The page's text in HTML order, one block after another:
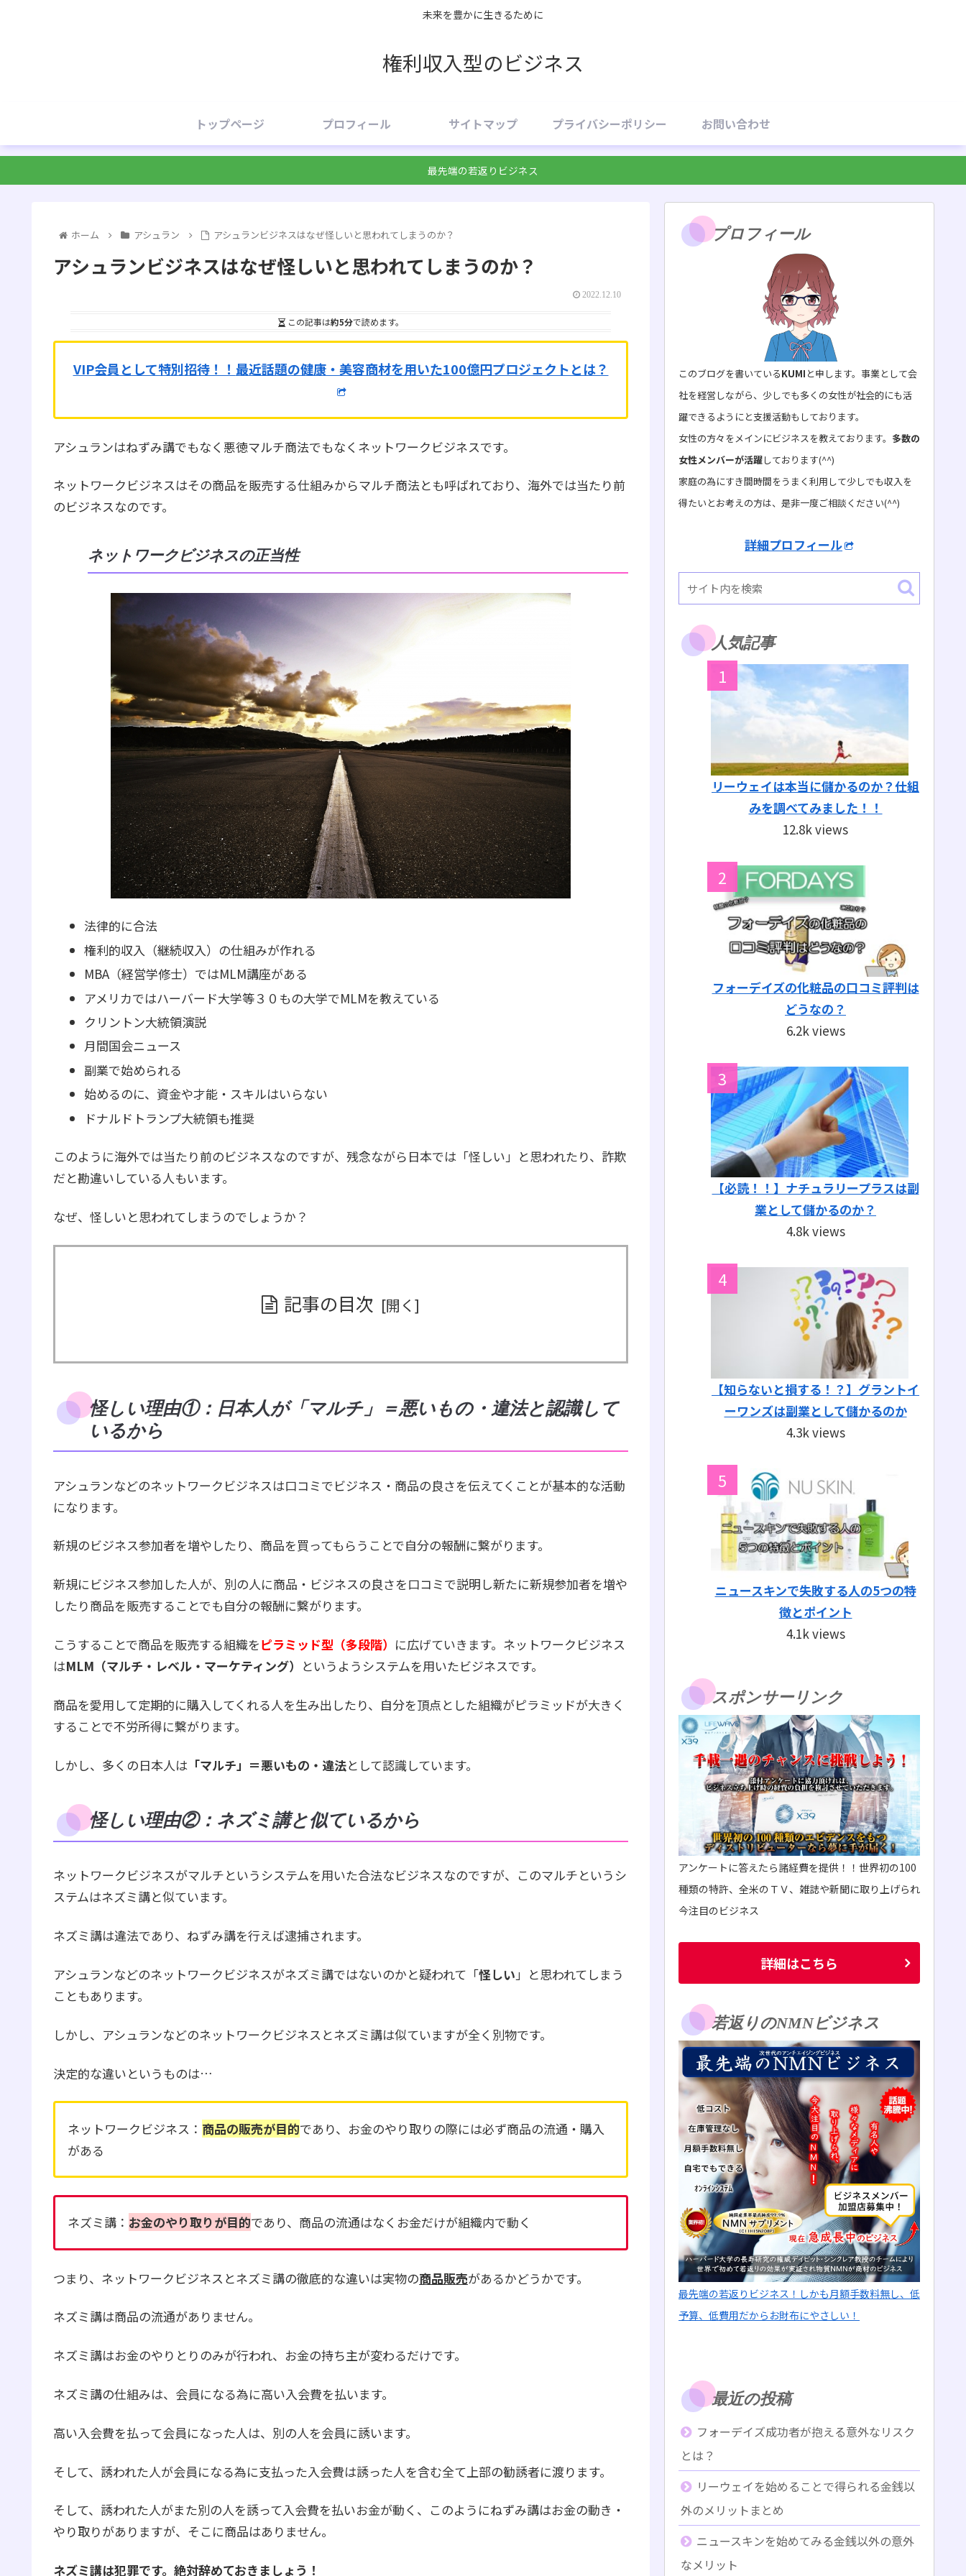
未来を豊かに生きるために
権利収入型のビジネス
トップページ プロフィール サイトマップ プライバシーポリシー お問い合わせ
最先端の若返りビジネス
ホーム アシュラン アシュランビジネスはなぜ怪しいと思われてしまうのか？
アシュランビジネスはなぜ怪しいと思われてしまうのか？
2022.12.10
この記事は約5分で読めます。
VIP会員として特別招待！！ 最近話題の健康・美容商材を用いた100億円プロジェクトとは？
アシュランはねずみ講でもなく悪徳マルチ商法でもなくネットワークビジネスです。
ネットワークビジネスはその商品を販売する仕組みからマルチ商法とも呼ばれており、海外では当たり前
のビジネスなのです。
ネットワークビジネスの正当性
法律的に合法
権利的収入（継続収入）の仕組みが作れる
MBA（経営学修士）ではMLM講座がある
アメリカではハーバード大学等３０もの大学でMLMを教えている
クリントン大統領演説
月間国会ニュース
副業で始められる
始めるのに、資金や才能・スキルはいらない
ドナルドトランプ大統領も推奨
このように海外では当たり前のビジネスなのですが、残念ながら日本では「怪しい」と思われたり、詐欺
だと勘違いしている人もいます。
なぜ、怪しいと思われてしまうのでしょうか？
記事の目次
怪しい理由①：日本人が「マルチ」＝悪いもの・違法と認識して
いるから
アシュランなどのネットワークビジネスは口コミでビジネス・商品の良さを伝えてくことが基本的な活動
になります。
新規のビジネス参加者を増やしたり、商品を買ってもらうことで自分の報酬に繋がります。
新規にビジネス参加した人が、別の人に商品・ビジネスの良さを口コミで説明し新たに新規参加者を増や
したり商品を販売することでも自分の報酬に繋がります。
こうすることで商品を販売する組織をピラミッド型（多段階） に広げていきます。ネットワークビジネス
はMLM（マルチ・レベル・マーケティング） というようシステムを用いたビジネスです。
商品を愛用して定期的に購入してくれる人を生み出したり、自分を頂点とした組織がピラミッドが大きく
することで不労所得に繋がります。
しかし、多くの日本人は 「マルチ」＝悪いもの・違法として認識しています。
怪しい理由②：ネズミ講と似ているから
ネットワークビジネスがマルチというシステムを用いた合法なビジネスなのですが、このマルチというシ
ステムはネズミ講と似ています。
ネズミ講は違法であり、ねずみ講を行えば逮捕されます。
アシュランなどのネットワークビジネスがネズミ講ではないのかと疑われて「怪しい 」と思われてしまう
こともあります。
しかし、アシュランなどのネットワークビジネスとネズミ講は似ていますが全く別物です。
決定的な違いというものは…
ネットワークビジネス： 商品の販売が目的であり、お金のやり取りの際には必ず商品の流通・購入
がある
ネズミ講： お金のやり取りが目的であり、商品の流通はなくお金だけが組織内で動く
つまり、ネットワークビジネスとネズミ講の徹底的な違いは実物の商品販売があるかどうかです。
ネズミ講は商品の流通がありません。
ネズミ講はお金のやりとりのみが行われ、お金の持ち主が変わるだけです。
ネズミ講の仕組みは、会員になる為に高い入会費を払います。
高い入会費を払って会員になった人は、別の人を会員に誘います。
そして、誘われた人が会員になる為に支払った入会費は誘った人を含む全て上部の勧誘者に渡ります。
そして、誘われた人がまた別の人を誘って入会費を払いお金が動く、このようにねずみ講はお金の動き・
やり取りがありますが、そこに商品はありません。
ネズミ講は犯罪です。絶対辞めておきましょう！
プロフィール
このブログを書いているKUMI と申します。事業として会
社を経営しながら、少しでも多くの女性が社会的にも活
躍できるようにと支援活動もしております。
女性の方々をメインにビジネスを教えております。 多数の
女性メンバーが活躍しております(^^)
家庭の為にすき間時間をうまく利用して少しでも収入を
得たいとお考えの方は、是非一度ご相談ください(^^)
詳細プロフィール
人気記事
リーウェイは本当に儲かるのか？仕組
みを調べてみました！！
12.8k views
フォーデイズの化粧品の口コミ評判は
どうなの？
6.2k views
【必読！！】ナチュラリープラスは副
業として儲かるのか？
4.8k views
【知らないと損する！？】グラントイ
ーワンズは副業として儲かるのか
4.3k views
ニュースキンで失敗する人の5つの特
徴とポイント
4.1k views
スポンサーリンク
アンケートに答えたら諸経費を提供！！世界初の100
種類の特許、全米のＴＶ、雑誌や新聞に取り上げられ
今注目のビジネス
詳細はこちら
若返りのNMNビジネス
最先端の若返りビジネス！しかも月額手数料無し、低
予算、低費用だからお財布にやさしい！
最近の投稿
フォーデイズ成功者が抱える意外なリスク
とは？
リーウェイを始めることで得られる金銭以
外のメリットまとめ
ニュースキンを始めてみる金銭以外の意外
なメリット